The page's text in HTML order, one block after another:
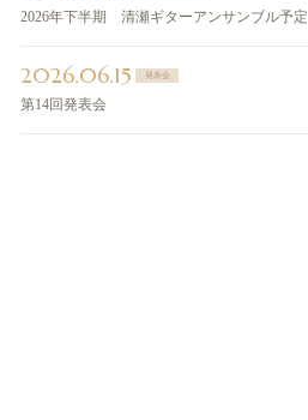
2026年下半期 清瀬ギターアンサンブル予定
2026.06.15 発表会
第14回発表会